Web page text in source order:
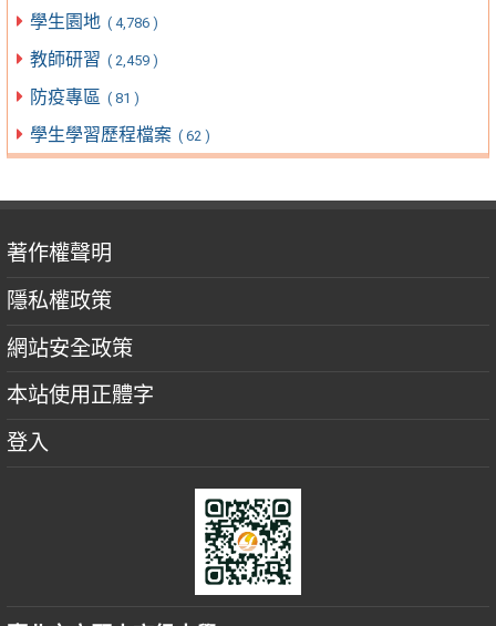
學生園地 ( 4,786 )
教師研習 ( 2,459 )
防疫專區 ( 81 )
學生學習歷程檔案 ( 62 )
著作權聲明
隱私權政策
網站安全政策
本站使用正體字
登入